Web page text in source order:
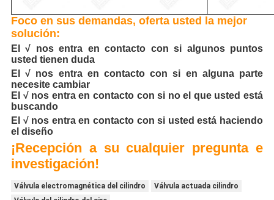
Foco en sus demandas, oferta usted la mejor
solución:
El √ nos entra en contacto con si algunos puntos
usted tienen duda
El √ nos entra en contacto con si en alguna parte
necesite cambiar
El √ nos entra en contacto con si no el que usted está
buscando
El √ nos entra en contacto con si usted está haciendo
el diseño
¡Recepción a su cualquier pregunta e
investigación!
Válvula electromagnética del cilindro
Válvula actuada cilindro